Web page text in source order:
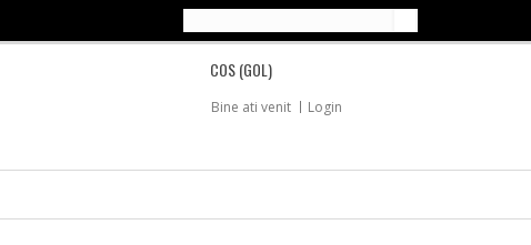
COS(GOL)
Bine ati venit Login